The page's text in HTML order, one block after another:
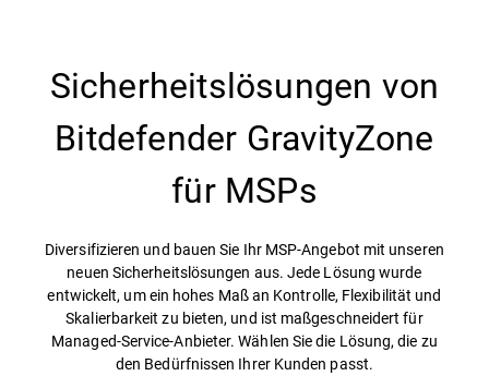
Sicherheitslösungen von
Bitdefender GravityZone
für MSPs
Diversifizieren und bauen Sie Ihr MSP-Angebot mit unseren
neuen Sicherheitslösungen aus. Jede Lösung wurde
entwickelt, um ein hohes Maß an Kontrolle, Flexibilität und
Skalierbarkeit zu bieten, und ist maßgeschneidert für
Managed-Service-Anbieter. Wählen Sie die Lösung, die zu
den Bedürfnissen Ihrer Kunden passt.